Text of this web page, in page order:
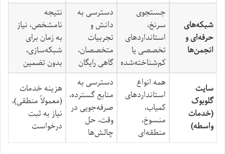
شبکه‌های
حرفه‌ای و
انجمن‌ها
جستجوی
سرنخ،
استانداردهای
تخصصی یا
کم‌شناخته‌شده
دسترسی به
دانش و
تجربیات
متخصصان،
گاهی رایگان
نتیجه
نامشخص، نیاز
به زمان برای
شبکه‌سازی،
بدون تضمین
سایت
گلوبوک
(خدمات
واسطه)
همه انواع
استانداردهای
کمیاب،
منسوخ،
منطقه‌ای
دسترسی به
منابع گسترده،
صرفه‌جویی در
وقت، حل
چالش‌ها
هزینه خدمات
(معمولاً منطقی)،
نیاز به ثبت
درخواست